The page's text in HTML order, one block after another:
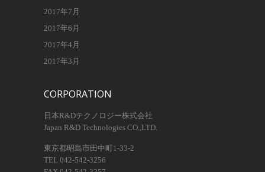
2017年7月
2017年6月
2017年4月
2017年3月
CORPORATION
日本R&Dテクノロジー株式会社
Japan R&D Technologies CO.,LTD.
東京都昭島市田中町1-33-2
TEL 042-542-3256